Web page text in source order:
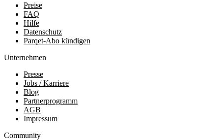
Preise
FAQ
Hilfe
Datenschutz
Parqet-Abo kündigen
Unternehmen
Presse
Jobs / Karriere
Blog
Partnerprogramm
AGB
Impressum
Community